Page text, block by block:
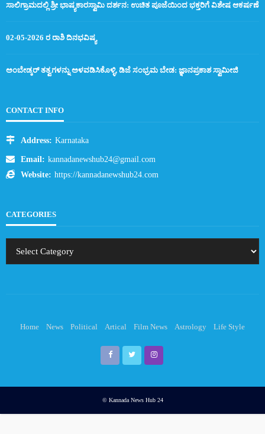
ಸಾಲಿಗ್ರಾಮದಲ್ಲಿ ಶ್ರೀ ಭಾಷ್ಯಕಾರಸ್ವಾಮಿ ದರ್ಶನ: ಉಚಿತ ಪೂಜೆಯಿಂದ ಭಕ್ತರಿಗೆ ವಿಶೇಷ ಆಕರ್ಷಣೆ
02-05-2026 ರ ರಾಶಿ ದಿನಭವಿಷ್ಯ
ಅಂಬೇಡ್ಕರ್ ತತ್ವಗಳನ್ನು ಅಳವಡಿಸಿಕೊಳ್ಳಿ, ಡಿಜೆ ಸಂಭ್ರಮ ಬೇಡ: ಜ್ಞಾನಪ್ರಕಾಶ ಸ್ವಾಮೀಜಿ
CONTACT INFO
Address: Karnataka
Email: kannadanewshub24@gmail.com
Website: https://kannadanewshub24.com
CATEGORIES
Home News Political Artical Film News Astrology Life Style
© Kannada News Hub 24